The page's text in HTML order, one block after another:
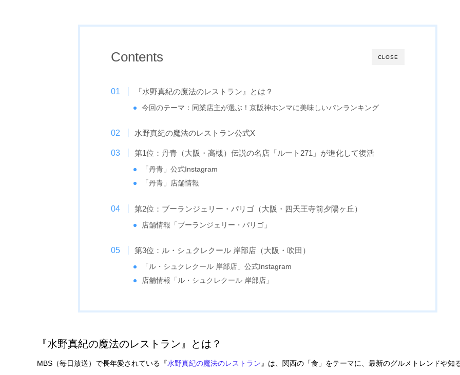
CLOSE
Contents
『水野真紀の魔法のレストラン』とは？
今回のテーマ：同業店主が選ぶ！京阪神ホンマに美味しいパンランキング
水野真紀の魔法のレストラン公式X
第1位：丹青（大阪・高槻）伝説の名店「ルート271」が進化して復活
「丹青」公式Instagram
「丹青」店舗情報
第2位：ブーランジェリー・パリゴ（大阪・四天王寺前夕陽ヶ丘）
店舗情報「ブーランジェリー・パリゴ」
第3位：ル・シュクレクール 岸部店（大阪・吹田）
「ル・シュクレクール 岸部店」公式Instagram
店舗情報「ル・シュクレクール 岸部店」
『水野真紀の魔法のレストラン』とは？
MBS（毎日放送）で長年愛されている『水野真紀の魔法のレストラン 』は、関西の「食」をテーマに、最新のグルメトレンドや知